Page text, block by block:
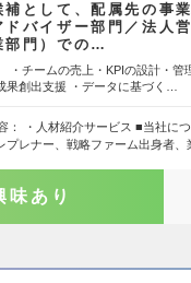
補として、配属先の事
バイザー部門／法人
部門）での…
・チームの売上・KPIの設計・
果創出支援 ・データに基づく…
： ・人材紹介サービス ■当社に
プレナー、戦略ファーム出身者、
味あり